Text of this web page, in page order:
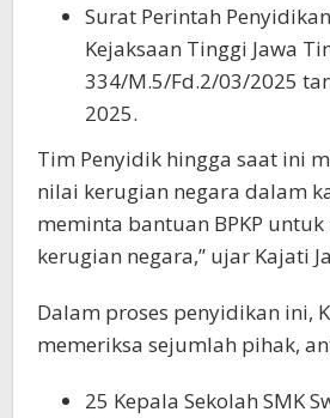
Surat Perintah
Kejaksaan Tinggi Jawa
334/M.5/Fd.2/03/2025
2025.
Tim Penyidik hingga saat ini
nilai kerugian negara dalam
meminta bantuan BPKP
kerugian negara,” ujar Kajati
Dalam proses penyidikan ini,
memeriksa sejumlah pihak,
25 Kepala Sekolah SMK